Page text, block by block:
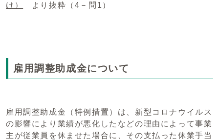
け）
より抜粋（4－問1）
雇用調整助成金について
雇用調整助成金（特例措置）は、新型コロナウイルス
の影響により業績が悪化したなどの理由によって事業
主が従業員を休ませた場合に、その支払った休業手当